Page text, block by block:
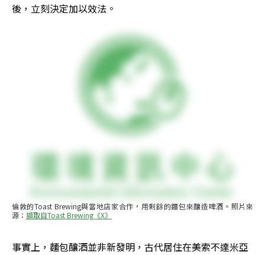
後，立刻決定加以效法。
倫敦的Toast Brewing與當地店家合作，用剩餘的麵包來釀造啤酒。照片來
源： 擷取自Toast Brewing《X》
事實上，麵包釀酒並非新發明，古代居住在美索不達米亞